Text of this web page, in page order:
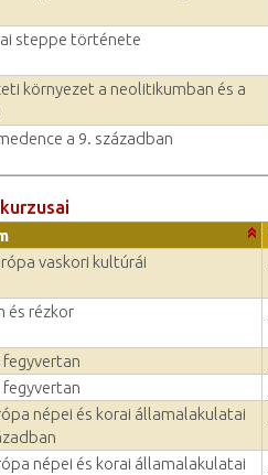
steppe története
környezet a neolitikumban és a
a 9. században
vaskori kultúrái
és rézkor
népei és korai államalakulatai
népei és korai államalakulatai